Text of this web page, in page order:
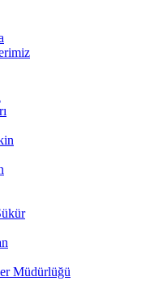
Müdürlüğü